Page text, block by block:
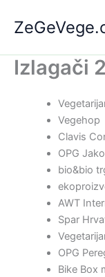
Izlagači
Vegehop
Clavis
OPG
bio&bio
AWT
Spar
OPG
Bike Box